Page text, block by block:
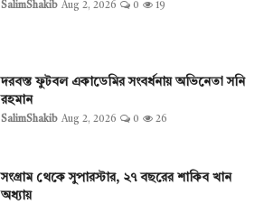
SalimShakib Aug 2, 2026 0 19
দরবস্ত ফুটবল একাডেমির সংবর্ধনায় অভিনেতা সনি
রহমান
SalimShakib Aug 2, 2026 0 26
সংগ্রাম থেকে সুপারস্টার, ২৭ বছরের শাকিব খান
অধ্যায়